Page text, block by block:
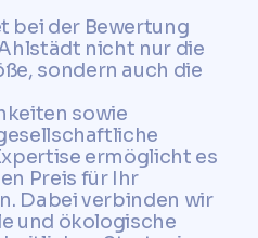
bei der Bewertung
nicht nur die
sondern auch die
sowie
ermöglicht es
Preis für Ihr
Dabei verbinden wir
und ökologische